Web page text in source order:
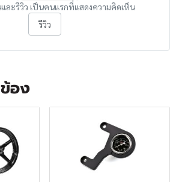
ละรีวิว เป็นคนแรกที่แสดงความคิดเห็น
รีวิว
อง